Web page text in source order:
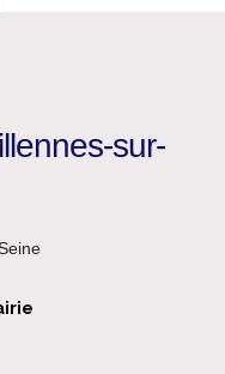
sur-